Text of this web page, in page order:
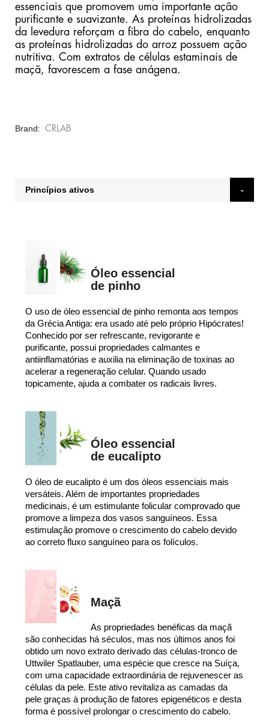
essenciais que promovem uma importante ação
purificante e suavizante. As proteínas hidrolizadas
da levedura reforçam a fibra do cabelo, enquanto
as proteínas hidrolizadas do arroz possuem ação
nutritiva. Com extratos de células estaminais de
maçã, favorescem a fase anágena.
Brand CRLAB
Princípios ativos
Óleo essencial
de pinho
O uso de óleo essencial de pinho remonta aos tempos
da Grécia Antiga: era usado até pelo próprio Hipócrates!
Conhecido por ser refrescante, revigorante e
purificante, possui propriedades calmantes e
antiinflamatórias e auxilia na eliminação de toxinas ao
acelerar a regeneração celular. Quando usado
topicamente, ajuda a combater os radicais livres.
Óleo essencial
de eucalipto
O óleo de eucalipto é um dos óleos essenciais mais
versáteis. Além de importantes propriedades
medicinais, é um estimulante folicular comprovado que
promove a limpeza dos vasos sanguíneos. Essa
estimulação promove o crescimento do cabelo devido
ao correto fluxo sanguíneo para os folículos.
Maçã
As propriedades benéficas da maçã
são conhecidas há séculos, mas nos últimos anos foi
obtido um novo extrato derivado das células-tronco de
Uttwiler Spatlauber, uma espécie que cresce na Suíça,
com uma capacidade extraordinária de rejuvenescer as
células da pele. Este ativo revitaliza as camadas da
pele graças à produção de fatores epigenéticos e desta
forma é possível prolongar o crescimento do cabelo.